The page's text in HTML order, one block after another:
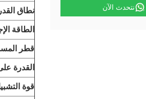
نتحدث الآن نطاق
الطاقة
قطر
القدرة
قوة